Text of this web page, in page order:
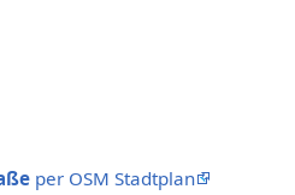
per OSM Stadtplan